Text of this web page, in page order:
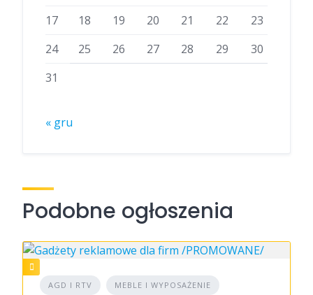
17
18 19 20 21 22
23
24
25 26 27 28 29
30
31
« gru
Podobne ogłoszenia
AGD I RTV MEBLE I WYPOSAŻENIE